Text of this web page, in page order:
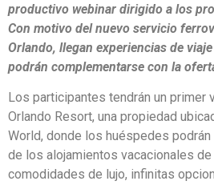
productivo webinar dirigido a los
Con motivo del nuevo servicio
Orlando, llegan experiencias de
podrán complementarse con la
Los participantes tendrán un primer
Orlando Resort, una propiedad
World, donde los huéspedes
de los alojamientos vacacionales
comodidades de lujo, infinitas